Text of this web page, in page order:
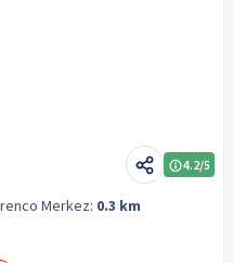
4.2/5
Merkez: 0.3 km